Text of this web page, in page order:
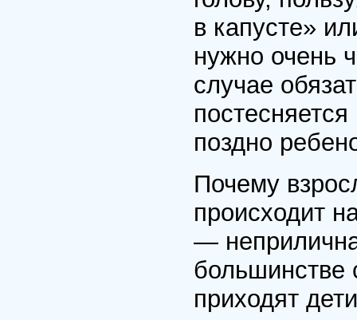
в капусте»
нужно очень
случае
поздно
Почему
происходит
—
большинстве
приходят